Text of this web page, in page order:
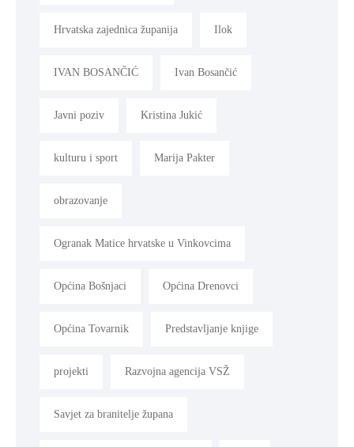
Hrvatska zajednica županija Ilok
IVAN BOSANČIĆ Ivan Bosančić
Javni poziv Kristina Jukić
kulturu i sport Marija Pakter
obrazovanje
Ogranak Matice hrvatske u Vinkovcima
Općina Bošnjaci Općina Drenovci
Općina Tovarnik Predstavljanje knjige
projekti Razvojna agencija VSŽ
Savjet za branitelje župana